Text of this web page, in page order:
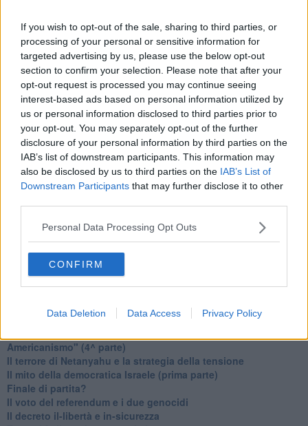
If you wish to opt-out of the sale, sharing to third parties, or
processing of your personal or sensitive information for
targeted advertising by us, please use the below opt-out
section to confirm your selection. Please note that after your
opt-out request is processed you may continue seeing
interest-based ads based on personal information utilized by
us or personal information disclosed to third parties prior to
your opt-out. You may separately opt-out of the further
disclosure of your personal information by third parties on the
IAB’s list of downstream participants. This information may
also be disclosed by us to third parties on the IAB’s List of
Downstream Participants that may further disclose it to other
Personal Data Processing Opt Outs
CONFIRM
Data Deletion Data Access Privacy Policy
La Cop 30, i crimini e i misfatti verso la vita sulla terra
Arrostire il pianeta: le grandi emissioni della carne e dei
latticini
​Cop 30, uragani e riconversione delle spese militari
La responsabilità storica della morte sulla terra
PTSD e suicidi svelano l’intento suicidario della guerra e
dell’ignoranza
Il Wenzi e la decadenza verso la guerra e la morte
​Il tecno-fascismo e i suoi nemici delusi
​I comici e il vittimismo paranoideo al potere
​La virtù secondo Confucio e Xi (seconda parte)
Le Pax imperiali e Tianxia (prima parte)
Un mondo condiviso a misura di bambino
​Un chiarimento, Chris Hedges e qualche domanda
Il velleitarismo di Trump, dell’UE e di Darwin
​Karen Horney e il ponte sullo Stretto
​I bulli vanno isolati
L’invertebrata von der Leyen e il Lula-risk
Trump soffre, la Corte dell'Aia è viva
​Il Nobel per la pace a Trump o all’Albanese? Questo è il
​Alessandro Orsini e la tetrade oscura del sionismo
Americanismo" (4^ parte)
​Il terrore di Netanyahu e la strategia della tensione
Il mito della democratica Israele (prima parte)
​Finale di partita?
​Il voto del referendum e i due genocidi
Il decreto il-libertà e in-sicurezza